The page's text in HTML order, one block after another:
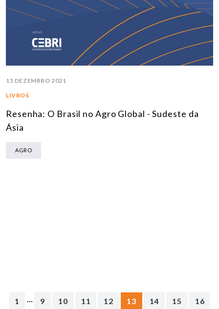
15 DEZEMBRO 2021
LIVROS
Resenha: O Brasil no Agro Global - Sudeste da
Ásia
AGRO
1 ... 9 10 11 12 13 14 15
16